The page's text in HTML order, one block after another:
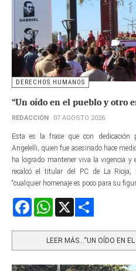
DERECHOS HUMANOS
“Un oído en el pueblo y otro
REDACCIÓN 07 AGOSTO 2026
Esta es la frase que con dedicación
Angelelli, quien fue asesinado hace
ha logrado mantener viva la vigencia y
recalcó el titular del PC de La Rioja,
“cualquier homenaje es poco para su
FacebookWhatsApp
LEER MÁS…“UN OÍDO EN